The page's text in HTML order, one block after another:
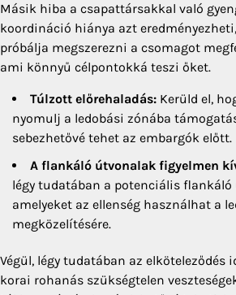
Másik hiba a csapattársakkal való
koordináció hiánya azt
próbálja megszerezni a csomagot
ami könnyű célpontokká teszi őket.
Túlzott előrehaladás: Kerüld el,
nyomulj a ledobási zónába
sebezhetővé tehet az embargók előtt.
A flankáló útvonalak figyelmen
légy tudatában a potenciális
amelyeket az ellenség használhat a
megközelítésére.
Végül, légy tudatában az elköteleződés
korai rohanás szükségtelen